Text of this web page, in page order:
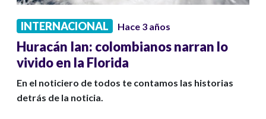
INTERNACIONAL Hace 3 años
Huracán Ian: colombianos narran lo
vivido en la Florida
En el noticiero de todos te contamos las historias
detrás de la noticia.